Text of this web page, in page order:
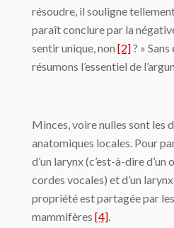
résoudre, il souligne
paraît conclure par la
sentir unique, non [2]? »
résumons l’essentiel de
Minces, voire nulles sont les
anatomiques locales. Pour
d’un larynx (c’est-à-dire
cordes vocales) et d’un
propriété est partagée par
mammifères [4]